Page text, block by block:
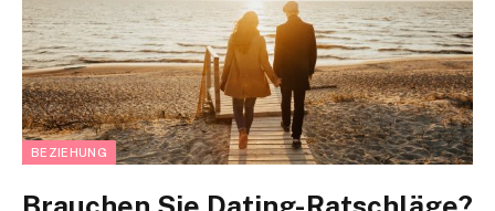
BEZIEHUNG